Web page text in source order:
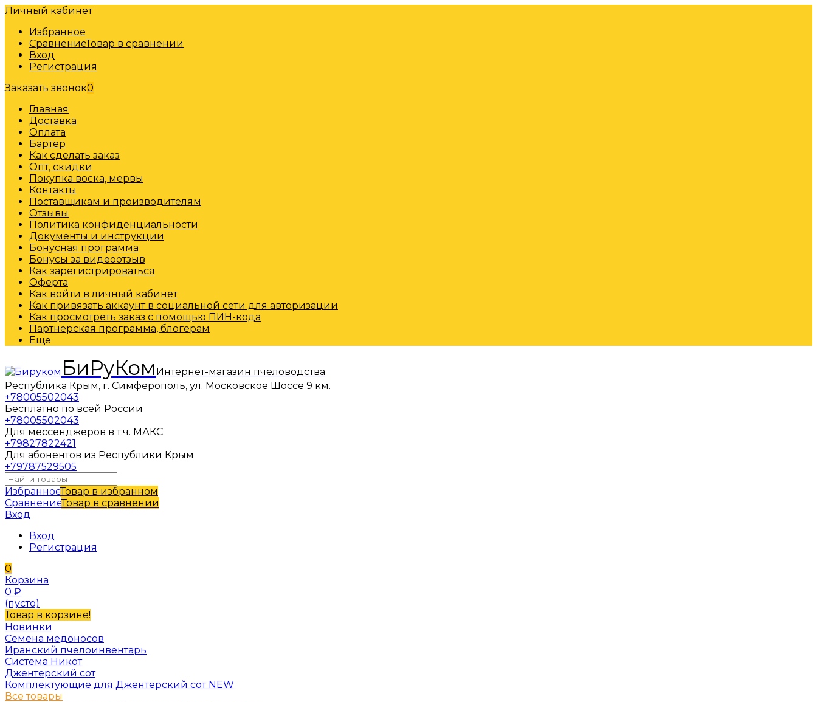
Личный кабинет
Избранное
СравнениеТовар в сравнении
Вход
Регистрация
Заказать звонок0
Главная
Доставка
Оплата
Бартер
Как сделать заказ
Опт, скидки
Покупка воска, мервы
Контакты
Поставщикам и производителям
Отзывы
Политика конфиденциальности
Документы и инструкции
Бонусная программа
Бонусы за видеоотзыв
Как зарегистрироваться
Оферта
Как войти в личный кабинет
Как привязать аккаунт в социальной сети для авторизации
Как просмотреть заказ с помощью ПИН-кода
Партнерская программа, блогерам
Еще
БиРуКом Интернет-магазин пчеловодства
Республика Крым, г. Симферополь, ул. Московское Шоссе 9 км.
+78005502043
Бесплатно по всей России
+78005502043
Для мессенджеров в т.ч. МАКС
+79827822421
Для абонентов из Республики Крым
+79787529505
ИзбранноеТовар в избранном
СравнениеТовар в сравнении
Вход
Вход
Регистрация
0
Корзина
0 ₽
(пусто)
Товар в корзине!
Новинки
Семена медоносов
Иранский пчелоинвентарь
Система Никот
Джентерский сот
Комплектующие для Джентерский сот NEW
Все товары